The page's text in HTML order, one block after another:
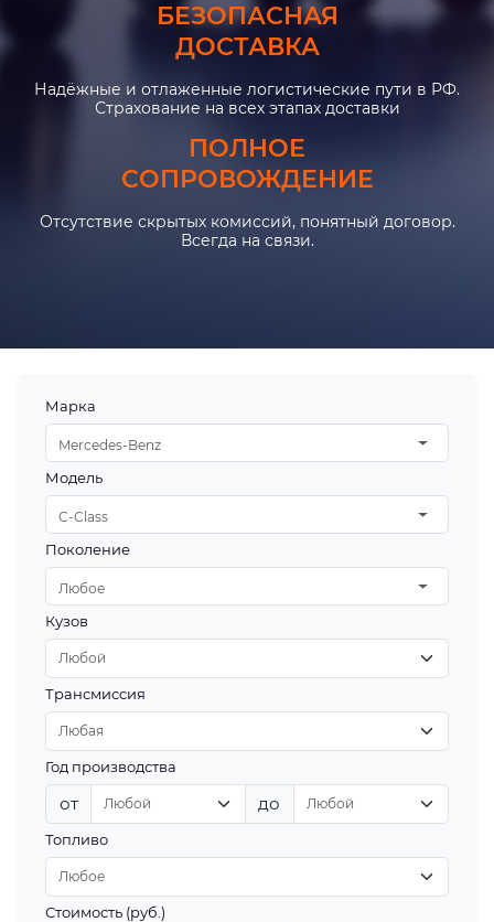
БЕЗОПАСНАЯ
ДОСТАВКА
Надёжные и отлаженные логистические пути в РФ.
Страхование на всех этапах доставки
ПОЛНОЕ
СОПРОВОЖДЕНИЕ
Отсутствие скрытых комиссий, понятный договор.
Всегда на связи.
Марка
Mercedes-Benz
Модель
C-Class
Поколение
Любое
Кузов
Трансмиссия
Год производства
от до
Топливо
Стоимость (руб.)